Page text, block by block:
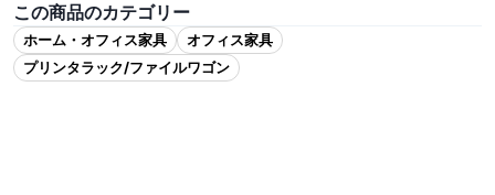
この商品のカテゴリー
ホーム・オフィス家具
オフィス家具
プリンタラック/ファイルワゴン